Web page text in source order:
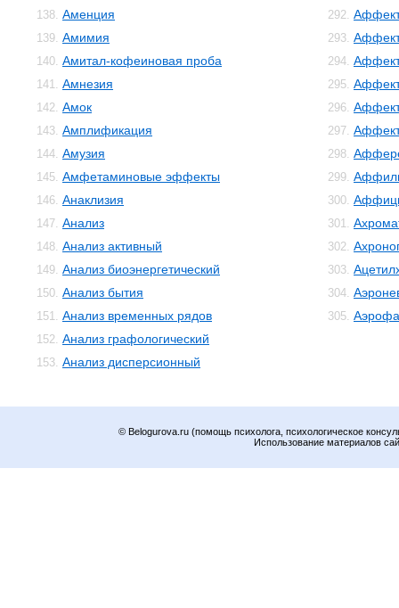
138. Аменция
139. Амимия
140. Амитал-кофеиновая проба
141. Амнезия
142. Амок
143. Амплификация
144. Амузия
145. Амфетаминовые эффекты
146. Анаклизия
147. Анализ
148. Анализ активный
149. Анализ биоэнергетический
150. Анализ бытия
151. Анализ временных рядов
152. Анализ графологический
153. Анализ дисперсионный
292.
293.
294.
295.
296.
297.
298.
299.
300.
301.
302.
303.
304.
305.
© Belogurova.ru (помощь психолога, психологическое
Использование материалов